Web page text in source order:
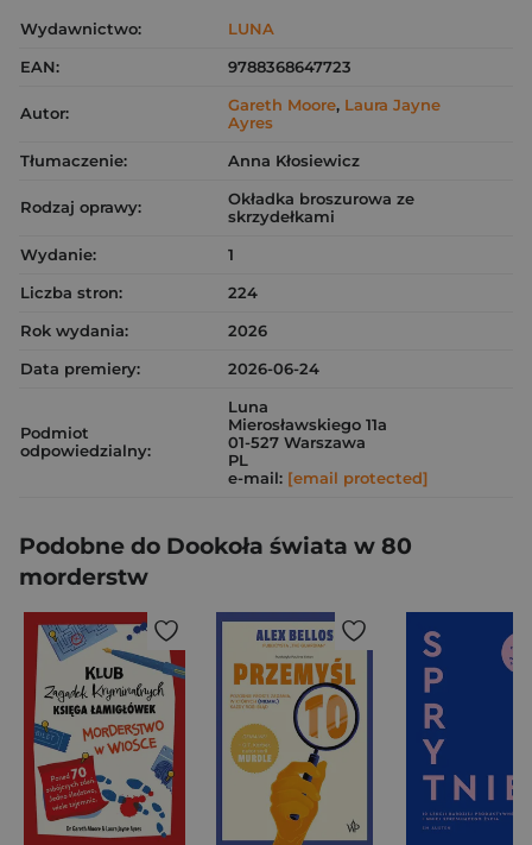
Wydawnictwo:
LUNA
EAN:
9788368647723
Autor: Gareth Moore, Laura Jayne
Ayres
Tłumaczenie:
Anna Kłosiewicz
Rodzaj oprawy:
Okładka broszurowa ze
skrzydełkami
Wydanie:
1
Liczba stron:
224
Rok wydania:
2026
Data premiery:
2026-06-24
Podmiot
odpowiedzialny:
Luna
Mierosławskiego 11a
01-527 Warszawa
PL
e-mail: [email protected]
Podobne do Dookoła świata w 80
morderstw